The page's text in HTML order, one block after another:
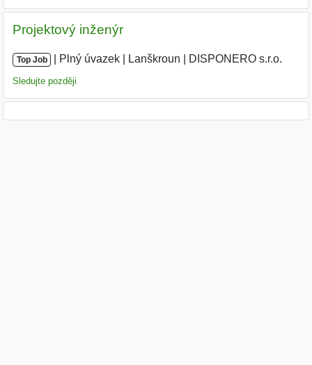
Projektový inženýr
Top Job Plný úvazek Lanškroun DISPONERO s.r.o.
Sledujte později